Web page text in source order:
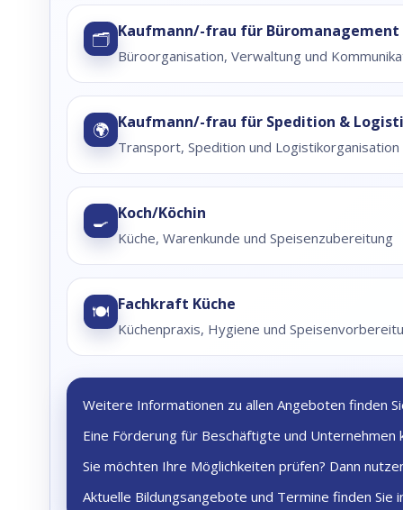
🗂️ Kaufmann/-frau für Büromanagement
Büroorganisation, Verwaltung und
🌍 Kaufmann/-frau für Spedition &
Transport, Spedition und Logistikorganisation
🍳 Koch/Köchin
Küche, Warenkunde und Speisenzubereitung
🍽️ Fachkraft Küche
Küchenpraxis, Hygiene und
Weitere Informationen zu allen Angeboten finden
Eine Förderung für Beschäftigte und Unternehmen
Sie möchten Ihre Möglichkeiten prüfen? Dann
Aktuelle Bildungsangebote und Termine finden Sie